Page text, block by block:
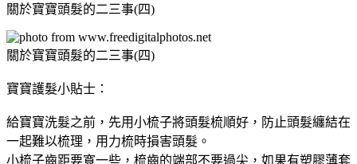
關於寶寶頭髮的二三事(四)
關於寶寶頭髮的二三事(四)
寶寶護髮小貼士：
給寶寶洗髮之前，先用小梳子將頭髮梳順好，防止頭髮纏結在
一起難以梳理，用力梳時損害頭髮。
小梳子齒距要寬一些，梳齒的端部不要過尖，如果有塑膠薄套